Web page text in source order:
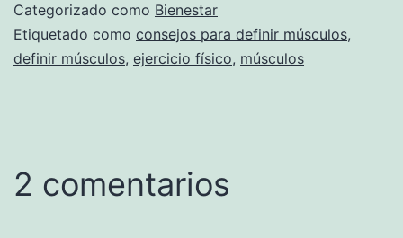
Categorizado como Bienestar
Etiquetado como consejos para definir músculos,
definir músculos, ejercicio físico, músculos
2 comentarios